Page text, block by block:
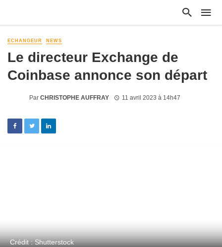
ECHANGEUR NEWS
Le directeur Exchange de
Coinbase annonce son départ
Par CHRISTOPHE AUFFRAY 11 avril 2023 à 14h47
Crédit : Shutterstock